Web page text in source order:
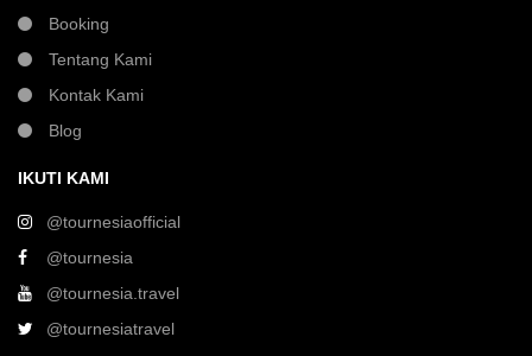
Booking
Tentang Kami
Kontak Kami
Blog
IKUTI KAMI
@tournesiaofficial
@tournesia
@tournesia.travel
@tournesiatravel